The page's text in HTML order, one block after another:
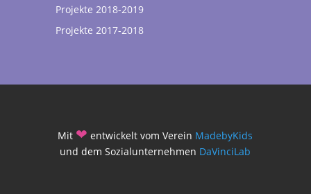
Projekte 2018-2019
Projekte 2017-2018
Mit ❤ entwickelt vom Verein MadebyKids
und dem Sozialunternehmen DaVinciLab